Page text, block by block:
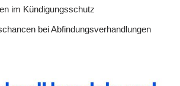
im Kündigungsschutz
bei Abfindungsverhandlungen